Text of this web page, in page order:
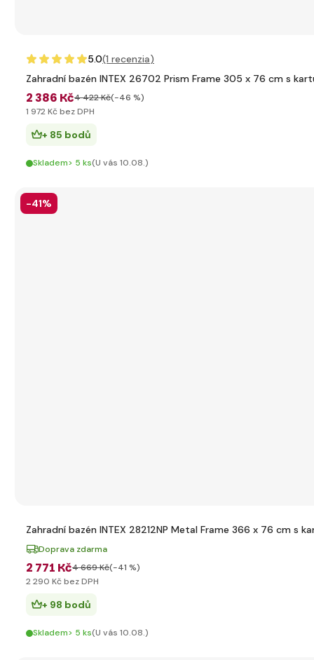
5.0(1 recenzia)
Zahradní bazén INTEX 26702 Prism Frame 305 x 76 cm s
2 386 Kč4 422 Kč(-46 %)
1 972 Kč bez DPH
+ 85 bodů
Skladem> 5 ks(U vás 10.08.)
-41%
Zahradní bazén INTEX 28212NP Metal Frame 366 x 76 cm s
Doprava zdarma
2 771 Kč4 669 Kč(-41 %)
2 290 Kč bez DPH
+ 98 bodů
Skladem> 5 ks(U vás 10.08.)